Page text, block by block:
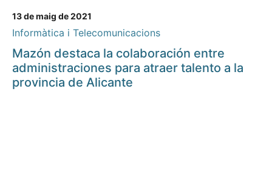
13 de maig de 2021
Informàtica i Telecomunicacions
Mazón destaca la colaboración entre
administraciones para atraer talento a la
provincia de Alicante